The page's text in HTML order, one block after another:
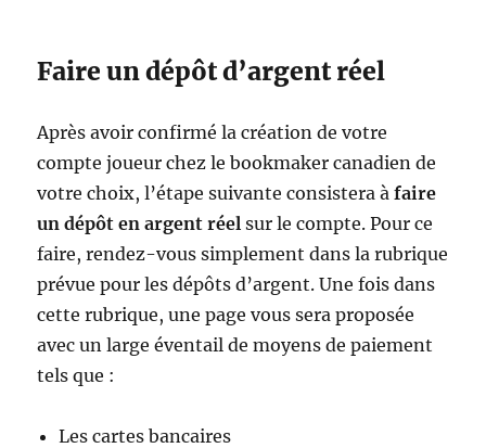
Faire un dépôt d’argent réel
Après avoir confirmé la création de votre
compte joueur chez le bookmaker canadien de
votre choix, l’étape suivante consistera àfaire
un dépôt en argent réel sur le compte. Pour ce
faire, rendez-vous simplement dans la rubrique
prévue pour les dépôts d’argent. Une fois dans
cette rubrique, une page vous sera proposée
avec un large éventail de moyens de paiement
tels que :
Les cartes bancaires